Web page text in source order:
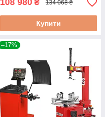
108 980 ₴ 134 068 ₴
Купити
–17%